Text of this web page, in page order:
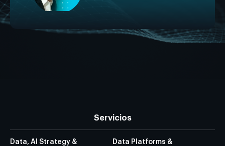
Servicios
Data, AI Strategy &
Data Platforms &